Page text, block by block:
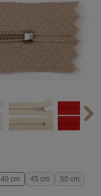
40 cm 45 cm 50 cm